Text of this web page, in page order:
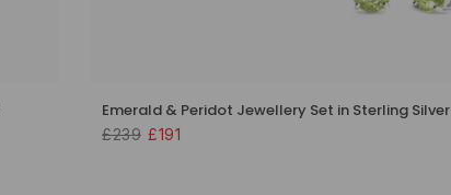
Emerald & Peridot Jewellery Set in Sterling Silver
£239 £191